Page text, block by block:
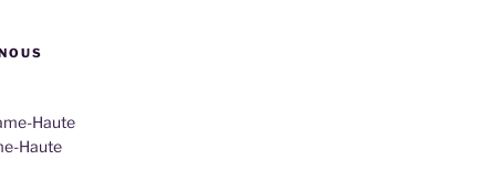
Haute
Haute